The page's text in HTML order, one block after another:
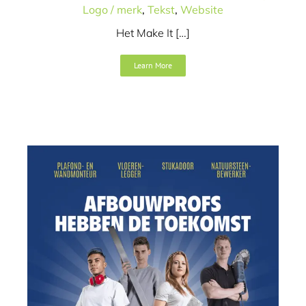
Logo / merk, Tekst, Website
Het Make It […]
Learn More
SEO